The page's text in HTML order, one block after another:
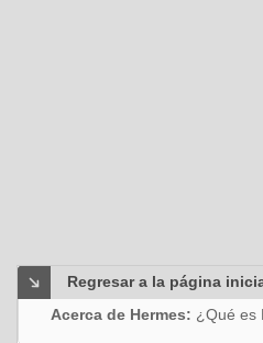
Regresar a la página
Acerca de Hermes: ¿Qué es